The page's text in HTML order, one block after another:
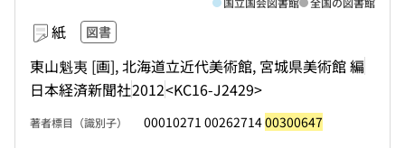
紙 図書
東山魁夷 [画], 北海道立近代美術館, 宮城県美術館 編
日本経済新聞社2012<KC16-J2429>
著者標目（識別子） 00010271 0026271400300647